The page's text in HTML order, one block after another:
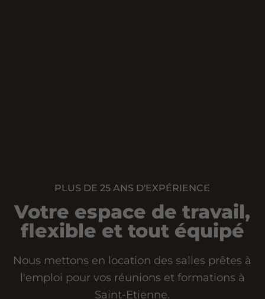
PLUS DE 25 ANS D'EXPÉRIENCE
Votre espace de travail,
flexible et tout équipé
Nous mettons en location des salles prêtes à
l'emploi pour vos réunions et formations à
Saint-Etienne.